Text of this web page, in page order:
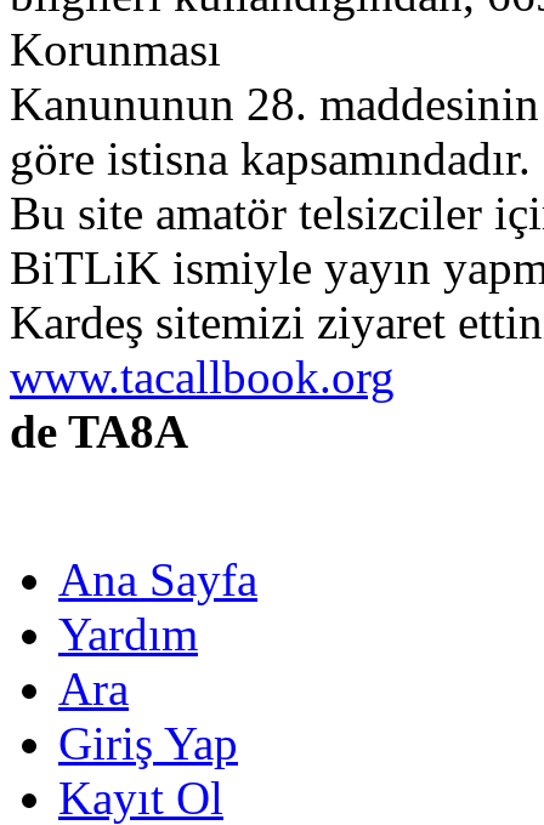
Korunması
Kanununun 28. maddesinin
göre istisna kapsamındadır.
Bu site amatör telsizciler
BiTLiK ismiyle yayın
Kardeş sitemizi ziyaret
www.tacallbook.org
de TA8A
Ana Sayfa
Yardım
Ara
Giriş Yap
Kayıt Ol